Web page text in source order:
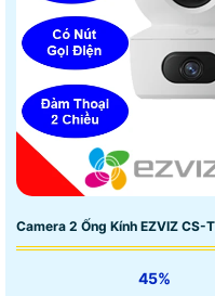
Camera 2 Ống Kính EZVIZ
45%